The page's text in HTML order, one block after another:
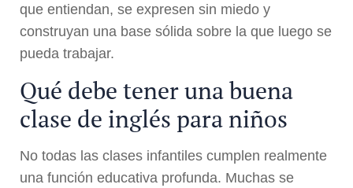
que entiendan, se expresen sin miedo y
construyan una base sólida sobre la que luego se
pueda trabajar.
Qué debe tener una buena
clase de inglés para niños
No todas las clases infantiles cumplen realmente
una función educativa profunda. Muchas se